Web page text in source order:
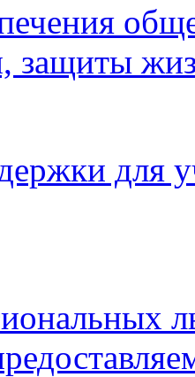
защиты
для